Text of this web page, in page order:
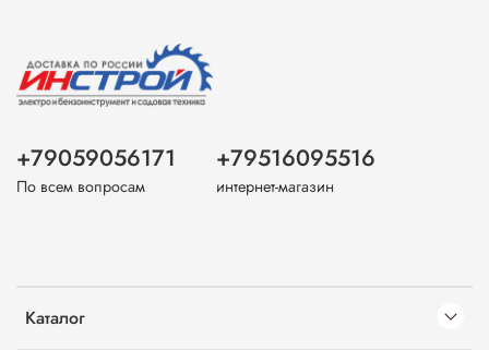
Каталог
+79059056171
По всем вопросам
+79516095516
интернет-магазин